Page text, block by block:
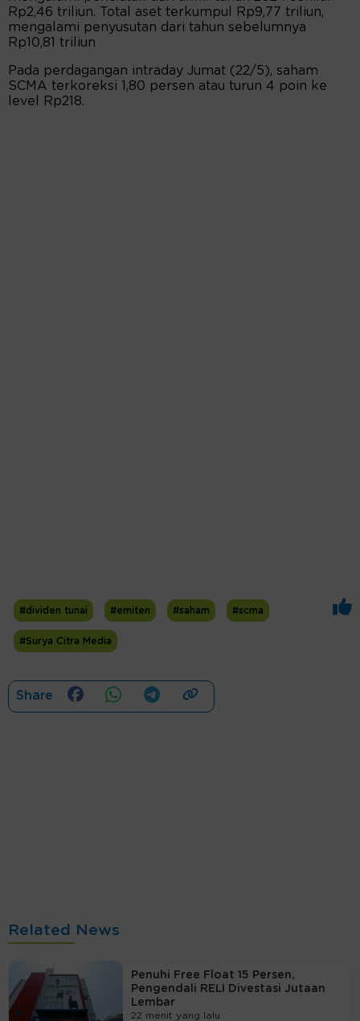
Rp2,46 triliun. Total aset terkumpul Rp9,77 triliun,
mengalami penyusutan dari tahun sebelumnya
Rp10,81 triliun
Pada perdagangan intraday Jumat (22/5), saham
SCMA terkoreksi 1,80 persen atau turun 4 poin ke
level Rp218.
#dividen tunai #emiten #saham #scma
#Surya Citra Media
Share
Related News
Penuhi Free Float 15 Persen,
Pengendali RELI Divestasi Jutaan
Lembar
22 menit yang lalu